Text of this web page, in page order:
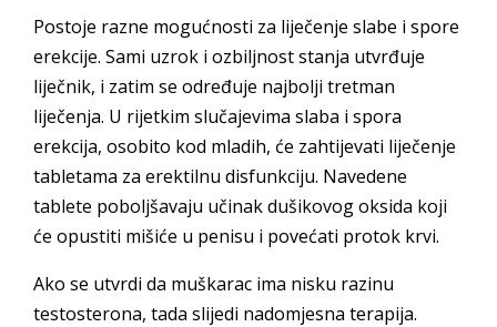
Postoje razne mogućnosti za liječenje slabe i spore
erekcije. Sami uzrok i ozbiljnost stanja utvrđuje
liječnik, i zatim se određuje najbolji tretman
liječenja. U rijetkim slučajevima slaba i spora
erekcija, osobito kod mladih, će zahtijevati liječenje
tabletama za erektilnu disfunkciju. Navedene
tablete poboljšavaju učinak dušikovog oksida koji
će opustiti mišiće u penisu i povećati protok krvi.
Ako se utvrdi da muškarac ima nisku razinu
testosterona, tada slijedi nadomjesna terapija.